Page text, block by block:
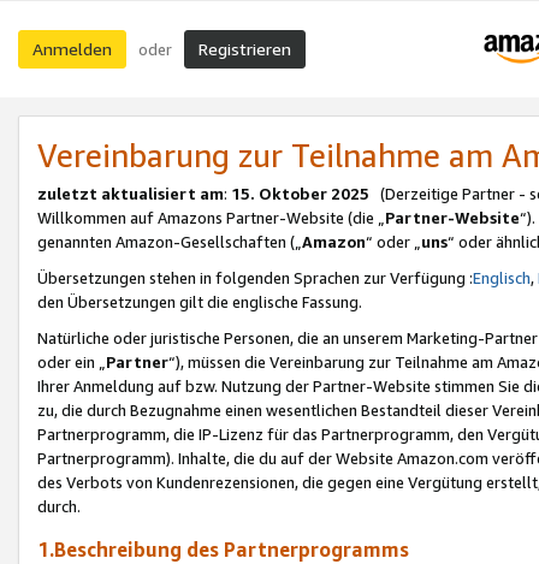
Anmelden oder Registrieren
Vereinbarung zur Teilnahme am
zuletzt aktualisiert am: 15. Oktober 2025 (Derzeitige Partner -
Willkommen auf Amazons Partner-Website (die „Partner-Website
genannten Amazon-Gesellschaften („Amazon“ oder „uns“ oder
Übersetzungen stehen in folgenden Sprachen zur Verfügung :Englisch,
den Übersetzungen gilt die englische Fassung.
Natürliche oder juristische Personen, die an unserem Marketing-
oder ein „Partner“), müssen die Vereinbarung zur Teilnahme am
Ihrer Anmeldung auf bzw. Nutzung der Partner-Website stimmen Sie
zu, die durch Bezugnahme einen wesentlichen Bestandteil dieser
Partnerprogramm, die IP-Lizenz für das Partnerprogramm, den
Partnerprogramm). Inhalte, die du auf der Website Amazon.com
des Verbots von Kundenrezensionen, die gegen eine Vergütung
durch.
1.Beschreibung des Partnerprogramms